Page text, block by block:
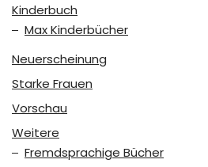
Kinderbuch
Max Kinderbücher
Neuerscheinung
Starke Frauen
Vorschau
Weitere
Fremdsprachige Bücher